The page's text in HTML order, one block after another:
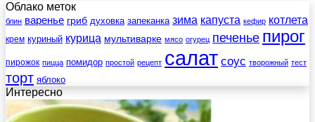
Облако меток
блин варенье гриб духовка запеканка зима капуста кефир котлета
крем куриный курица мультиварке мясо огурец печенье пирог
пирожок пицца помидор простой рецепт салат соус творожный тест
торт яблоко
Интересно